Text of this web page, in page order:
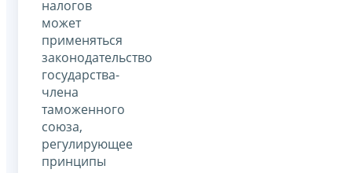
налогов
может
применяться
законодательство
государства-
члена
таможенного
союза,
регулирующее
принципы